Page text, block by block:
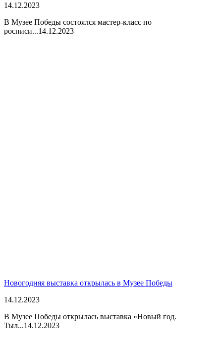
14.12.2023
В Музее Победы состоялся мастер-класс по
росписи...14.12.2023
Новогодняя выставка открылась в Музее Победы
14.12.2023
В Музее Победы открылась выставка «Новый год.
Тыл...14.12.2023